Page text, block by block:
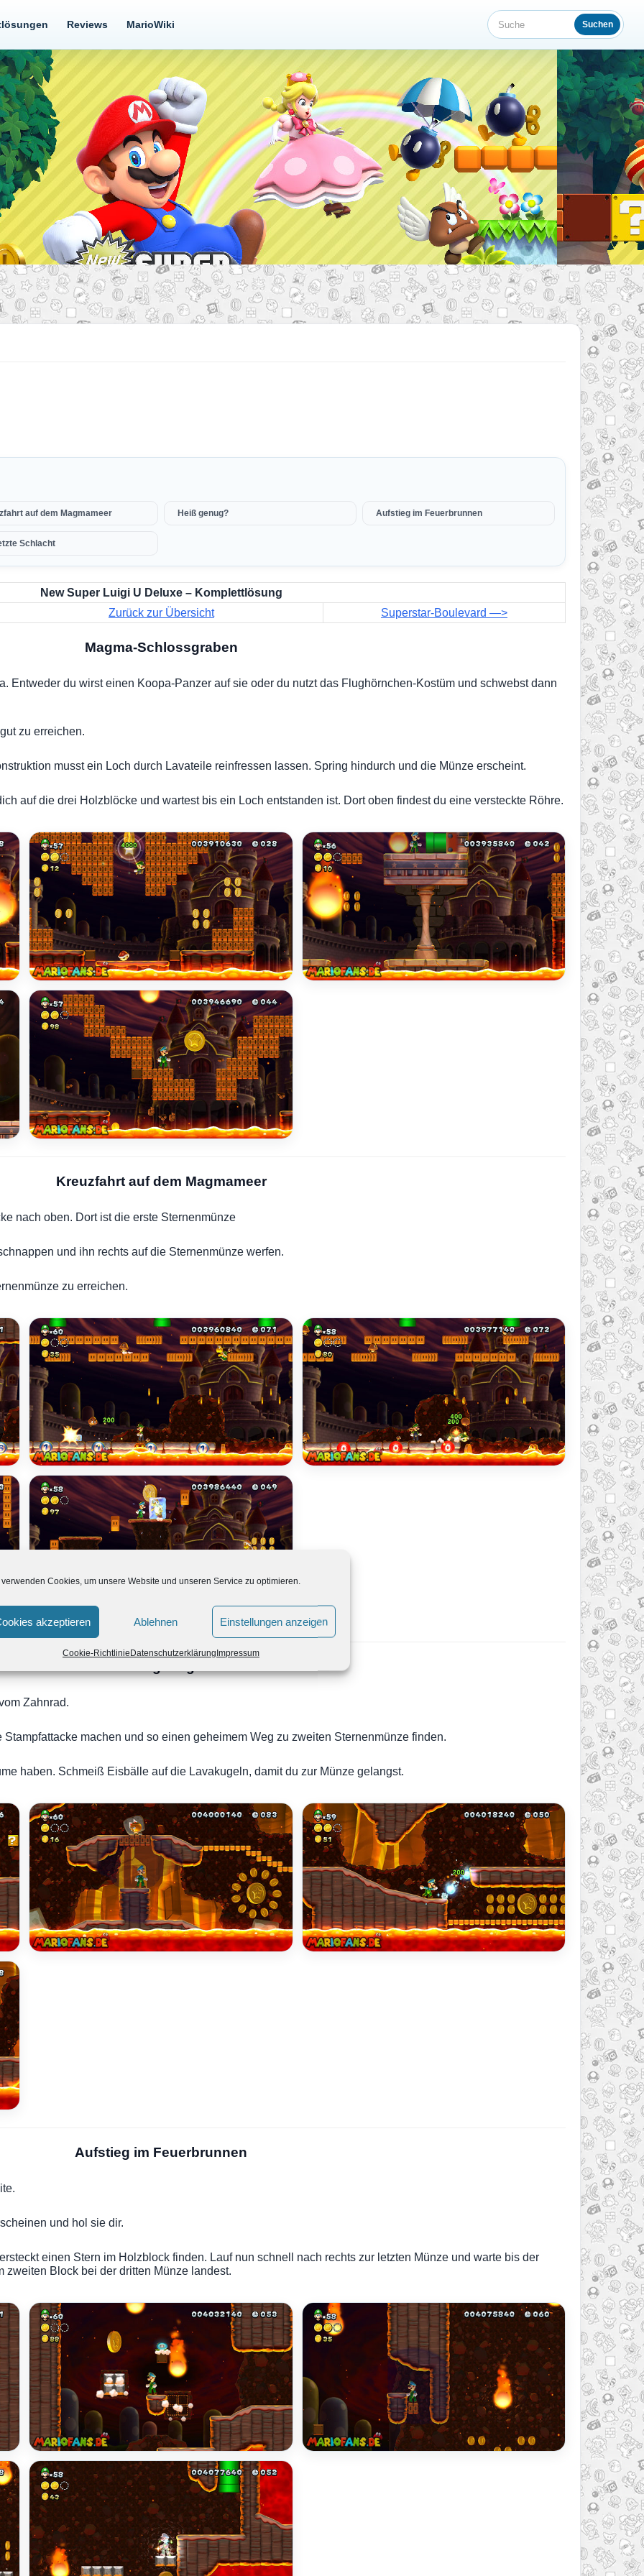
verwenden Cookies, um unsere Website und unseren Service zu optimieren.
akzeptieren Ablehnen Einstellungen anzeigen
Cookie-RichtlinieDatenschutzerklärungImpressum
Reviews MarioWiki Suche Suchen
auf dem Magmameer Heiß genug? Aufstieg im Feuerbrunnen
Schlacht
New Super Luigi U Deluxe – Komplettlösung
Zurück zur Übersicht
Superstar-Boulevard ​—>
Magma-Schlossgraben
Entweder du wirst einen Koopa-Panzer auf sie oder du nutzt das Flughörnchen-Kostüm und schwebst dann
zu erreichen.
musst ein Loch durch Lavateile reinfressen lassen. Spring hindurch und die Münze erscheint.
auf die drei Holzblöcke und wartest bis ein Loch entstanden ist. Dort oben findest du eine versteckte Röhre.
Kreuzfahrt auf dem Magmameer
nach oben. Dort ist die erste Sternenmünze
und ihn rechts auf die Sternenmünze werfen.
zu erreichen.
Zahnrad.
machen und so einen geheimem Weg zu zweiten Sternenmünze finden.
haben. Schmeiß Eisbälle auf die Lavakugeln, damit du zur Münze gelangst.
Aufstieg im Feuerbrunnen
und hol sie dir.
einen Stern im Holzblock finden. Lauf nun schnell nach rechts zur letzten Münze und warte bis der
Block bei der dritten Münze landest.